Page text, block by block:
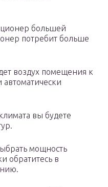
большей
потребит больше
воздух помещения к
вы будете
мощность
обратитесь в